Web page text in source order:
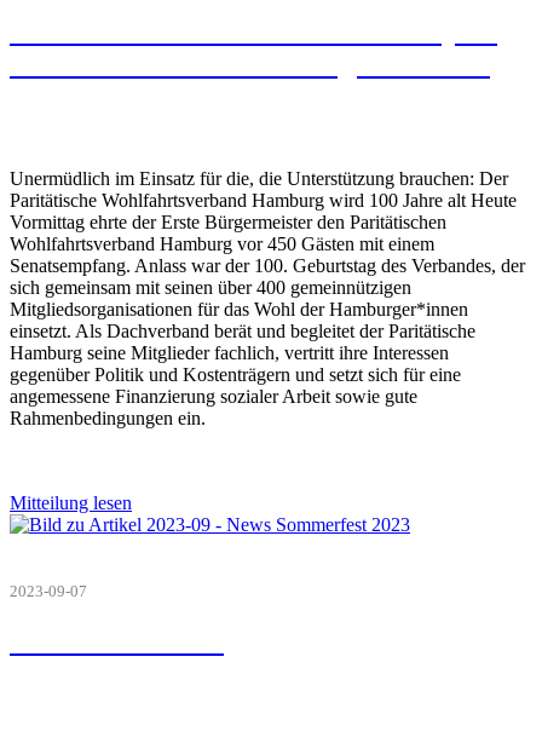
Unermüdlich im Einsatz für die, die Unterstützung brauchen: Der
Paritätische Wohlfahrtsverband Hamburg wird 100 Jahre alt Heute
Vormittag ehrte der Erste Bürgermeister den Paritätischen
Wohlfahrtsverband Hamburg vor 450 Gästen mit einem
Senatsempfang. Anlass war der 100. Geburtstag des Verbandes, der
sich gemeinsam mit seinen über 400 gemeinnützigen
Mitgliedsorganisationen für das Wohl der Hamburger*innen
einsetzt. Als Dachverband berät und begleitet der Paritätische
Hamburg seine Mitglieder fachlich, vertritt ihre Interessen
gegenüber Politik und Kostenträgern und setzt sich für eine
angemessene Finanzierung sozialer Arbeit sowie gute
Rahmenbedingungen ein.
Mitteilung lesen
2023-09-07